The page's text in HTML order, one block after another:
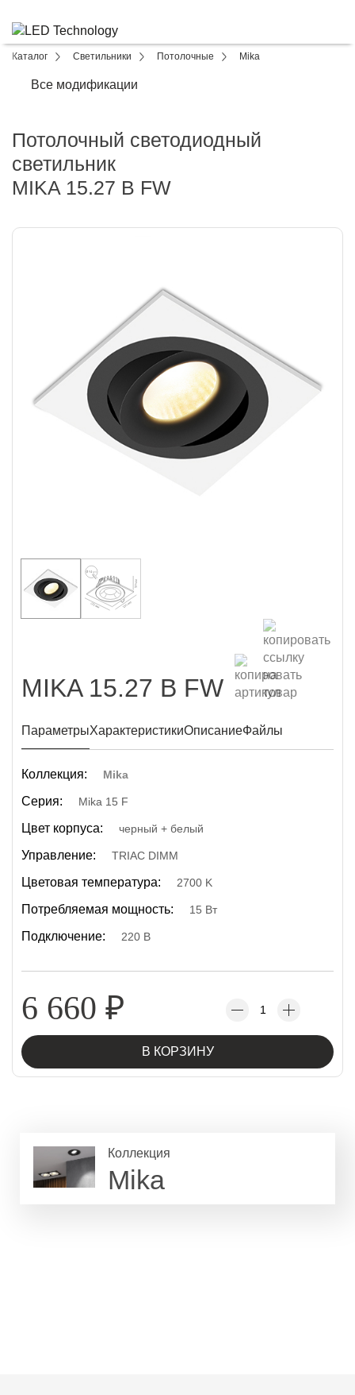
Каталог Светильники Потолочные Mika
Все модификации
Потолочный светодиодный
светильник
MIKA 15.27 B FW
MIKA 15.27 B FW
ПараметрыХарактеристикиОписаниеФайлы
Коллекция: Mika
Серия: Mika 15 F
Цвет корпуса: черный + белый
Управление: TRIAC DIMM
Цветовая температура: 2700 K
Потребляемая мощность: 15 Вт
Подключение: 220 В
6 660 ₽
В КОРЗИНУ
Коллекция
Mika